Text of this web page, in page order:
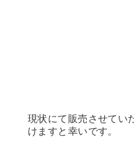
現状にて販売させてい
けますと幸いです。